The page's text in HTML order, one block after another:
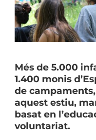
Més de 5.000
1.400 monis
de
aquest estiu,
basat en
voluntariat.